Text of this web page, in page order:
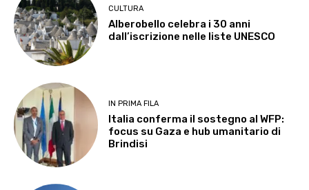
CULTURA
Alberobello celebra i 30 anni
dall’iscrizione nelle liste UNESCO
IN PRIMA FILA
Italia conferma il sostegno al WFP:
focus su Gaza e hub umanitario di
Brindisi